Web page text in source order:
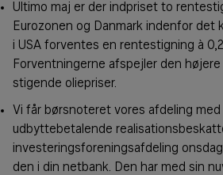
Ultimo maj er der indpriset to
Eurozonen og Danmark indenfor det
i USA forventes en rentestigning à
Forventningerne afspejler den
stigende oliepriser.
Vi får børsnoteret vores afdeling
udbyttebetalende
investeringsforeningsafdeling
den i din netbank. Den har med sin